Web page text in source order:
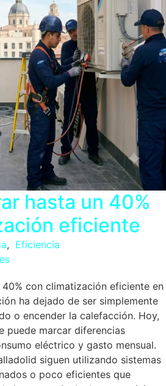
hasta un 40%
eficiente
, Eficiencia
con climatización eficiente en
ha dejado de ser simplemente
o encender la calefacción. Hoy,
puede marcar diferencias
eléctrico y gasto mensual.
siguen utilizando sistemas
o poco eficientes que